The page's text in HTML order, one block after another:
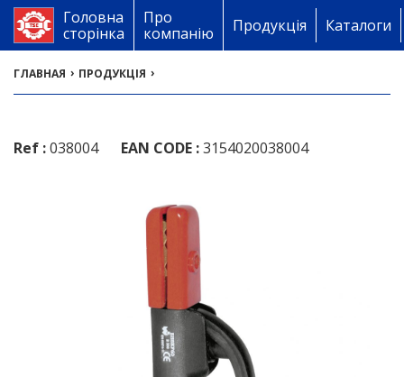
Головна
сторінка
Про
компанію
Продукція Каталоги
ГЛАВНАЯ › ПРОДУКЦІЯ ›
Ref :038004 EAN CODE :3154020038004